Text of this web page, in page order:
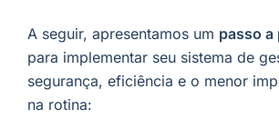
A seguir, apresentamos um passo a
para implementar seu sistema de
segurança, eficiência e o menor
na rotina: